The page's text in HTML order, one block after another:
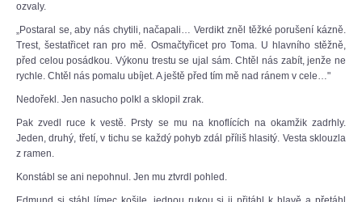
ozvaly.
„Postaral se, aby nás chytili, načapali… Verdikt zněl těžké porušení kázně.
Trest, šestatřicet ran pro mě. Osmačtyřicet pro Toma. U hlavního stěžně,
před celou posádkou. Výkonu trestu se ujal sám. Chtěl nás zabít, jenže ne
rychle. Chtěl nás pomalu ubíjet. A ještě před tím mě nad ránem v cele…"
Nedořekl. Jen nasucho polkl a sklopil zrak.
Pak zvedl ruce k vestě. Prsty se mu na knoflících na okamžik zadrhly.
Jeden, druhý, třetí, v tichu se každý pohyb zdál příliš hlasitý. Vesta sklouzla
z ramen.
Konstábl se ani nepohnul. Jen mu ztvrdl pohled.